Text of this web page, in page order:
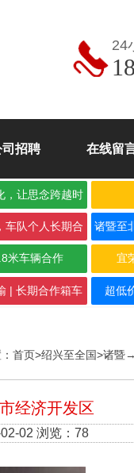
24
司招聘 在线留
，让思念跨越时
车队个人长期合 诸暨至
米车辆合作 宜
| 长期合作箱车 超低
首页>绍兴至全国>诸暨
经济开发区
02 浏览：78